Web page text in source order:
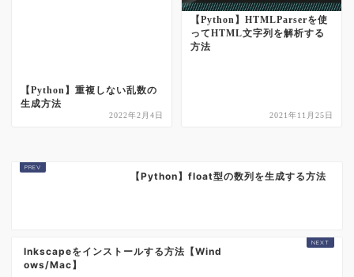
【Python】重複しない乱数の
生成方法
2022年2月4日
【Python】HTMLParserを使
ってHTML文字列を解析する
方法
2021年11月25日
【Python】float型の数列を生成する方法
Inkscapeをインストールする方法【Wind
ows/Mac】